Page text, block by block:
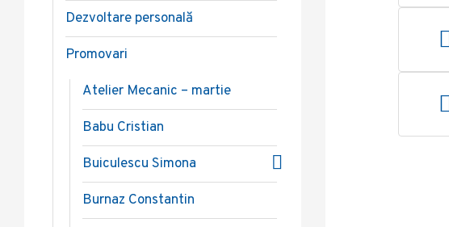
Dezvoltare personală
Promovari
Atelier Mecanic – martie
Babu Cristian
Buiculescu Simona
Burnaz Constantin